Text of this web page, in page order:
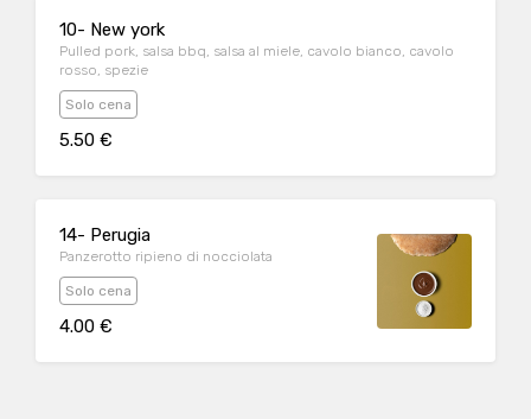
10- New york
Pulled pork, salsa bbq, salsa al miele, cavolo bianco, cavolo
rosso, spezie
Solo cena
5.50 €
14- Perugia
Panzerotto ripieno di nocciolata
Solo cena
4.00 €